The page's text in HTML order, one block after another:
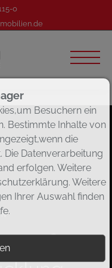
0
&
Besuchern ein
Bestimmte Inhalte von
die
Die Datenverarbeitung
erfolgen. Weitere
Weitere
Ihrer Auswahl finden
.